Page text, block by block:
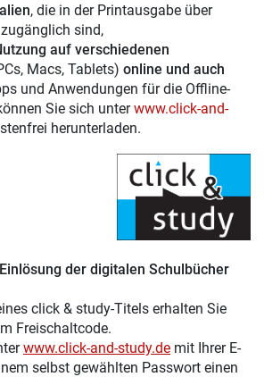
, die in der Printausgabe über
sind,
auf verschiedenen
Macs, Tablets) online und auch
und Anwendungen für die Offline-
Sie sich unterwww.click-and-
herunterladen.
der digitalen Schulbücher
click & study-Titels erhalten Sie
Freischaltcode.
www.click-and-study.de mit Ihrer E-
selbst gewählten Passwort einen